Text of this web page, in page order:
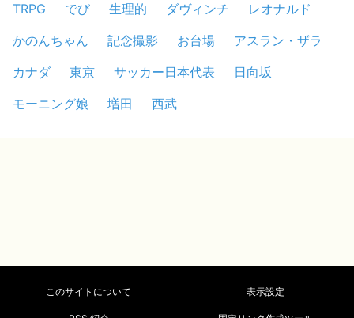
TRPG
でび 生理的 ダヴィンチ
レオナルド
かのんちゃん
記念撮影 お台場
アスラン・ザラ
カナダ
東京 サッカー日本代表
日向坂
モーニング娘
増田 西武
このサイトについて 表示設定